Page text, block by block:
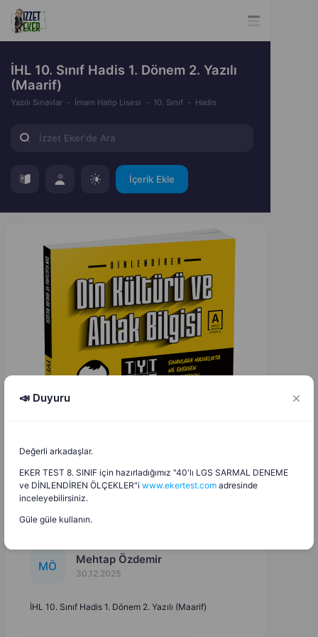
İHL 10. Sınıf Hadis 1. Dönem 2. Yazılı
(Maarif)
Yazılı Sınavlar İmam Hatip Lisesi 10. Sınıf Hadis
İçerik Ekle
MÖ Mehtap Özdemir
30.12.2025
İHL 10. Sınıf Hadis 1. Dönem 2. Yazılı (Maarif)
📣 Duyuru
Değerli arkadaşlar.
EKER TEST 8. SINIF için hazırladığımız "40'lı LGS SARMAL DENEME
ve DİNLENDİREN ÖLÇEKLER"i www.ekertest.com adresinde
inceleyebilirsiniz.
Güle güle kullanın.